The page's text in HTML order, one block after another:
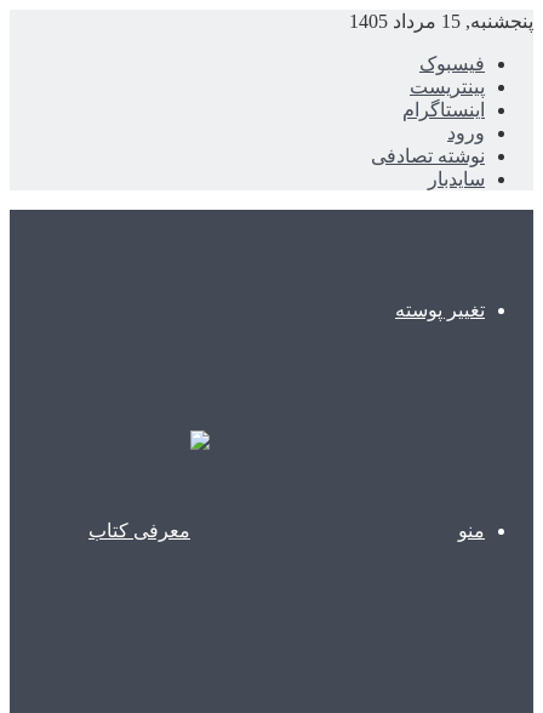
پنجشنبه, 15 مرداد 1405
فیسبوک
پینتریست
اینستاگرام
ورود
نوشته تصادفی
سایدبار
تغییر پوسته
منو